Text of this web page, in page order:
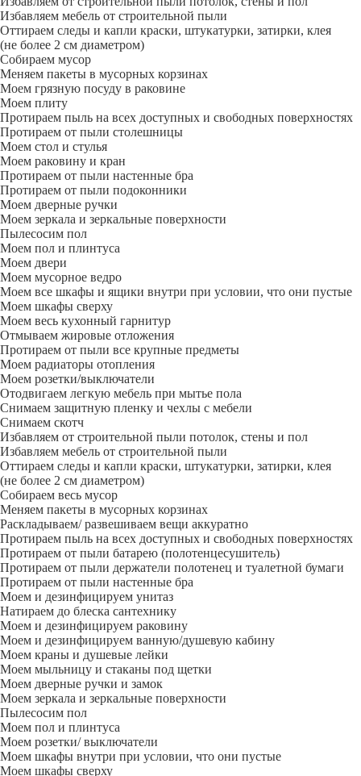
Избавляем мебель от строительной пыли
Оттираем следы и капли краски, штукатурки, затирки, клея
(не более 2 см диаметром)
Собираем мусор
Меняем пакеты в мусорных корзинах
Моем грязную посуду в раковине
Моем плиту
Протираем пыль на всех доступных и свободных поверхностях
Протираем от пыли столешницы
Моем стол и стулья
Моем раковину и кран
Протираем от пыли настенные бра
Протираем от пыли подоконники
Моем дверные ручки
Моем зеркала и зеркальные поверхности
Пылесосим пол
Моем пол и плинтуса
Моем двери
Моем мусорное ведро
Моем все шкафы и ящики внутри при условии, что они пустые
Моем шкафы сверху
Моем весь кухонный гарнитур
Отмываем жировые отложения
Протираем от пыли все крупные предметы
Моем радиаторы отопления
Моем розетки/выключатели
Отодвигаем легкую мебель при мытье пола
Снимаем защитную пленку и чехлы с мебели
Снимаем скотч
Избавляем от строительной пыли потолок, стены и пол
Избавляем мебель от строительной пыли
Оттираем следы и капли краски, штукатурки, затирки, клея
(не более 2 см диаметром)
Собираем весь мусор
Меняем пакеты в мусорных корзинах
Раскладываем/ развешиваем вещи аккуратно
Протираем пыль на всех доступных и свободных поверхностях
Протираем от пыли батарею (полотенцесушитель)
Протираем от пыли держатели полотенец и туалетной бумаги
Протираем от пыли настенные бра
Моем и дезинфицируем унитаз
Натираем до блеска сантехнику
Моем и дезинфицируем раковину
Моем и дезинфицируем ванную/душевую кабину
Моем краны и душевые лейки
Моем мыльницу и стаканы под щетки
Моем дверные ручки и замок
Моем зеркала и зеркальные поверхности
Пылесосим пол
Моем пол и плинтуса
Моем розетки/ выключатели
Моем шкафы внутри при условии, что они пустые
Моем шкафы сверху